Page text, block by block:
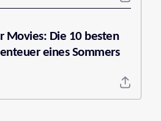
Movies: Die 10 besten
eines Sommers